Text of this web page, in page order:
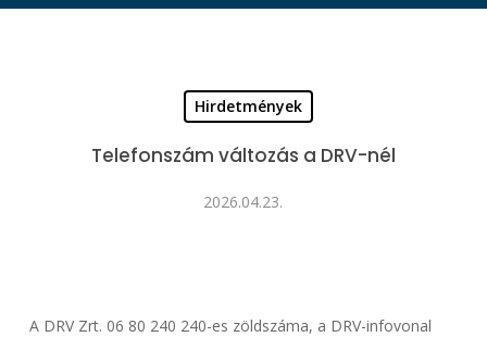
Hirdetmények
Telefonszám változás a DRV-nél
2026.04.23.
A DRV Zrt. 06 80 240 240-es zöldszáma, a DRV-infovonal